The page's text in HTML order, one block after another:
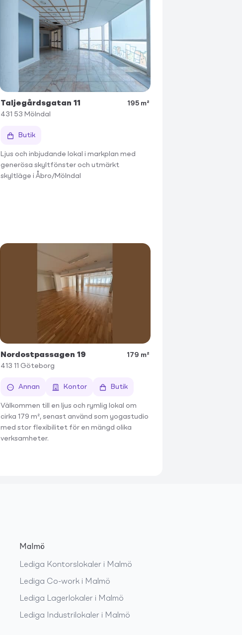
Taljegårdsgatan 11
195 m²
431 53 Mölndal
Butik
Ljus och inbjudande lokal i markplan med
generösa skyltfönster och utmärkt
skyltläge i Åbro/Mölndal
Nordostpassagen 19
179 m²
413 11 Göteborg
Annan Kontor Butik
Välkommen till en ljus och rymlig lokal om
cirka 179 m², senast använd som yogastudio
med stor flexibilitet för en mängd olika
verksamheter.
Malmö
Lediga Kontorslokaler i Malmö
Lediga Co-work i Malmö
Lediga Lagerlokaler i Malmö
Lediga Industrilokaler i Malmö